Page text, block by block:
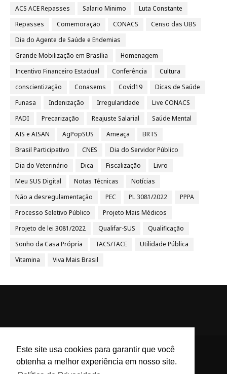
Este site usa cookies para garantir que você
obtenha a melhor experiência em nosso site.
ACS ACE Repasses
Salario Minimo
Luta Constante
Repasses
Comemoração CONACS
Censo das UBS
Dia do Agente de Saúde e Endemias
Grande Mobilização em Brasília
Homenagem
Incentivo Financeiro Estadual
Conferência
Cultura
conscientização
Conasems Covid19
Dicas de Saúde
Funasa
Indenização Irregularidade
Live CONACS
PADI
Precarização Reajuste Salarial
Saúde Mental
AIS e AISAN
AgPopSUS Ameaça
BRTS
Brasil Participativo
CNES
Dia do Servidor Público
Dia do Veterinário
Dica Fiscalização
Livro
Meu SUS Digital
Notas Técnicas
Notícias
Não a desregulamentação
PEC PL 3081/2022
PPPA
Processo Seletivo Público
Projeto Mais Médicos
Projeto de lei 3081/2022
Qualifar-SUS
Qualificação
Sonho da Casa Própria
TACS/TACE
Utilidade Pública
Vitamina
Viva Mais Brasil
ACS e ACE Brasil - Agentes